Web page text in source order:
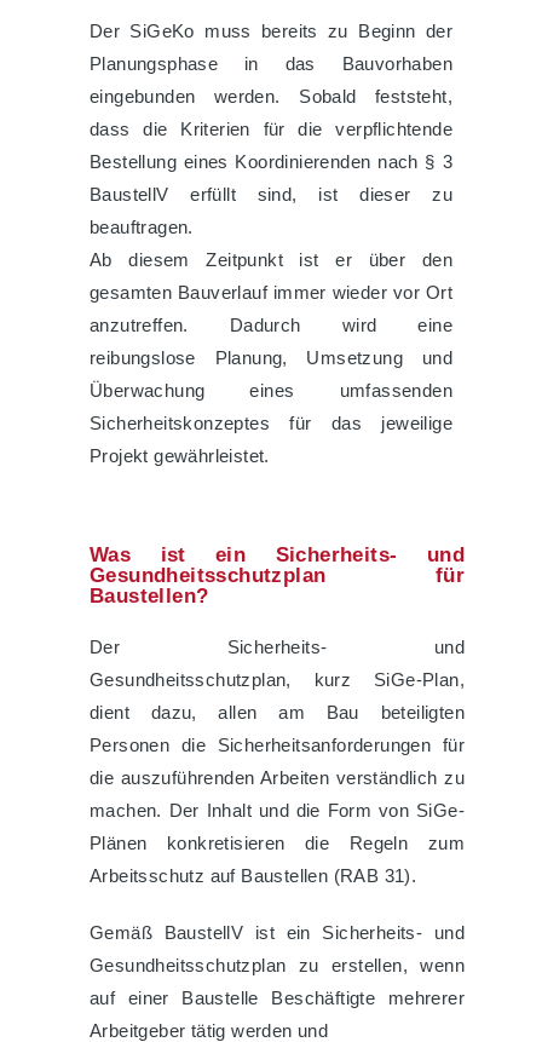
Der SiGeKo muss bereits zu Beginn der
Planungsphase in das Bauvorhaben
eingebunden werden. Sobald feststeht,
dass die Kriterien für die verpflichtende
Bestellung eines Koordinierenden nach § 3
BaustellV erfüllt sind, ist dieser zu
beauftragen.
Ab diesem Zeitpunkt ist er über den
gesamten Bauverlauf immer wieder vor Ort
anzutreffen. Dadurch wird eine
reibungslose Planung, Umsetzung und
Überwachung eines umfassenden
Sicherheitskonzeptes für das jeweilige
Projekt gewährleistet.
Was ist ein Sicherheits- und
Gesundheitsschutzplan für
Baustellen?
Der Sicherheits- und
Gesundheitsschutzplan, kurz SiGe-Plan,
dient dazu, allen am Bau beteiligten
Personen die Sicherheitsanforderungen für
die auszuführenden Arbeiten verständlich zu
machen. Der Inhalt und die Form von SiGe-
Plänen konkretisieren die Regeln zum
Arbeitsschutz auf Baustellen (RAB 31).
Gemäß BaustellV ist ein Sicherheits- und
Gesundheitsschutzplan zu erstellen, wenn
auf einer Baustelle Beschäftigte mehrerer
Arbeitgeber tätig werden und